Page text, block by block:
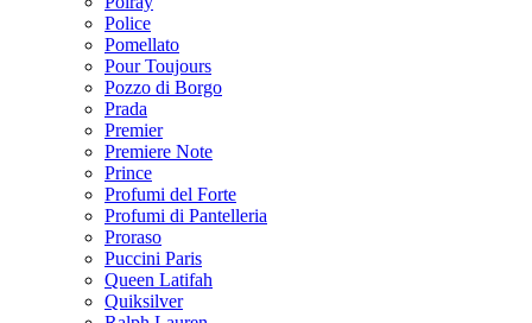
Police
Pomellato
Pour Toujours
Pozzo di Borgo
Prada
Premier
Premiere Note
Prince
Profumi del Forte
Profumi di Pantelleria
Proraso
Puccini Paris
Queen Latifah
Quiksilver